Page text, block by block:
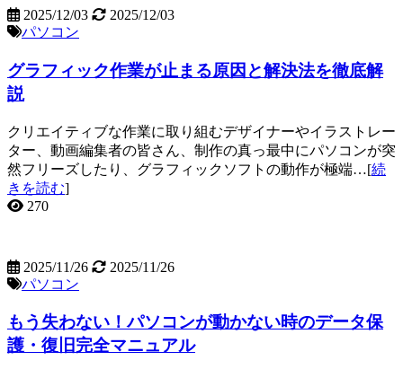
2025/12/03
2025/12/03
パソコン
グラフィック作業が止まる原因と解決法を徹底解
説
クリエイティブな作業に取り組むデザイナーやイラストレー
ター、動画編集者の皆さん、制作の真っ最中にパソコンが突
然フリーズしたり、グラフィックソフトの動作が極端…[続
きを読む]
270
2025/11/26
2025/11/26
パソコン
もう失わない！パソコンが動かない時のデータ保
護・復旧完全マニュアル